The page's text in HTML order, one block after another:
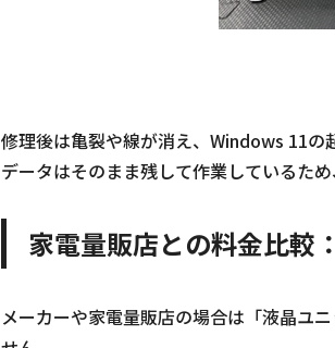
修理後は亀裂や線が消え、Windows 11の
データはそのまま残して作業しているた
家電量販店との料金比較
メーカーや家電量販店の場合は「液晶ユ